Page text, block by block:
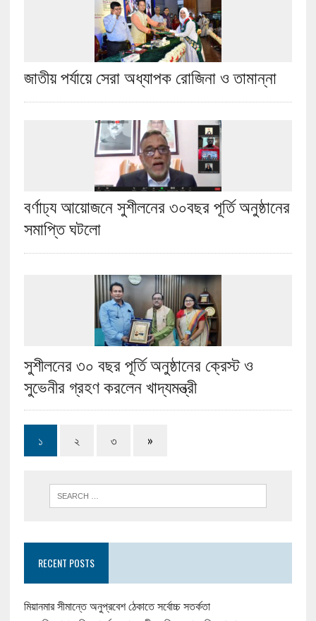
জাতীয় পর্যায়ে সেরা অধ্যাপক রোজিনা ও তামান্না
বর্ণাঢ্য আয়োজনে সুশীলনের ৩০বছর পূর্তি অনুষ্ঠানের
সমাপ্তি ঘটলো
সুশীলনের ৩০ বছর পূর্তি অনুষ্ঠানের ক্রেস্ট ও
সুভেনীর গ্রহণ করলেন খাদ্যমন্ত্রী
১ ২ ৩ »
RECENT POSTS
মিয়ানমার সীমান্তে অনুপ্রবেশ ঠেকাতে সর্বোচ্চ সতর্কতা